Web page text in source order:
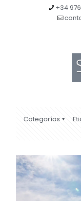
+34 976
Categorías